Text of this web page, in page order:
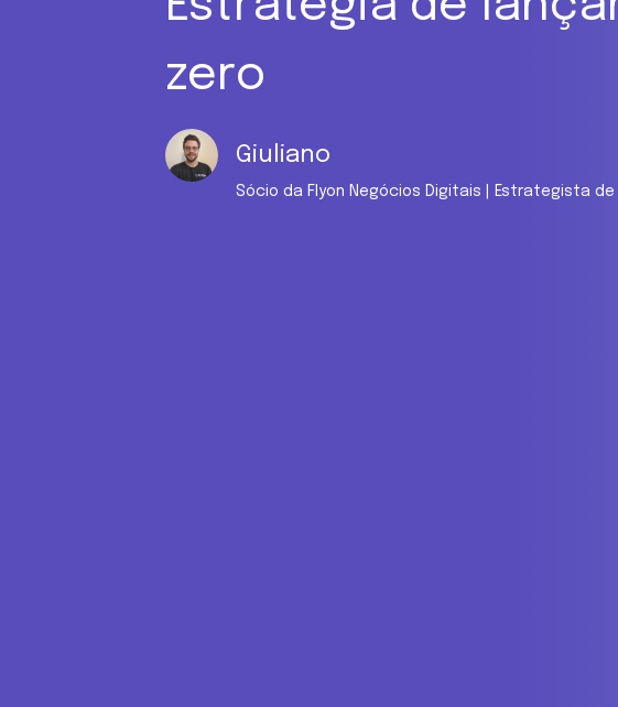
zero
Giuliano
Sócio da Flyon Negócios Digitais | Estrategista